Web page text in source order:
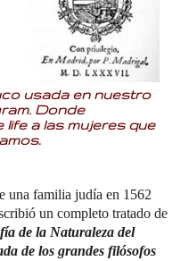
usada en nuestro
Donde
a las mujeres que
una familia judía en 1562
un completo tratado de
de la Naturaleza del
de los grandes filósofos